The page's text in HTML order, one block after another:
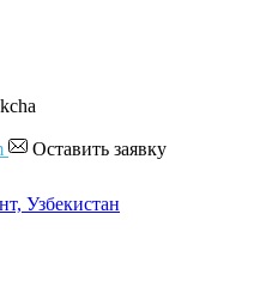
Оставить заявку